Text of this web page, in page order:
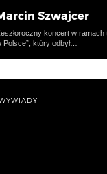
Szwajcer
koncert w ramach
Polsce”, który odbył…